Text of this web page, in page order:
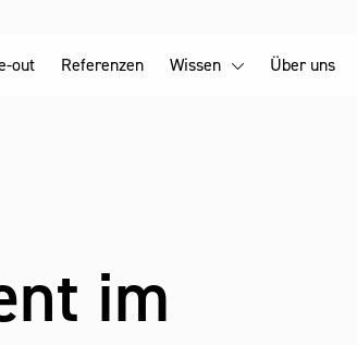
out Referenzen Wissen Über uns
im